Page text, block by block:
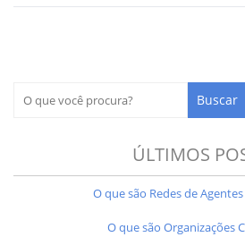
ÚLTIMOS
O que são Redes de
O que são Organizações